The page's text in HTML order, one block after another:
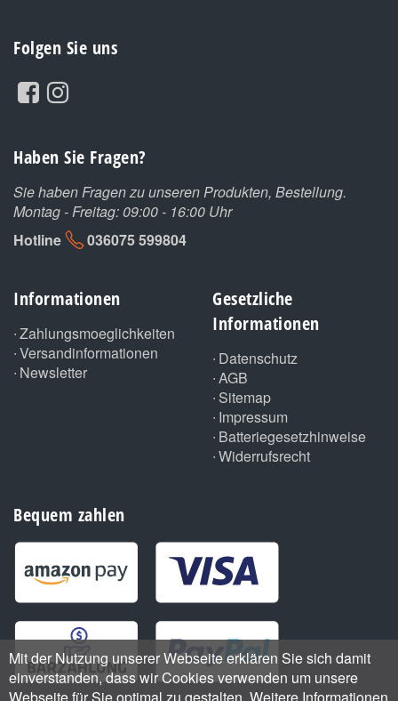
Folgen Sie uns
Haben Sie Fragen?
Sie haben Fragen zu unseren Produkten, Bestellung.
Montag - Freitag: 09:00 - 16:00 Uhr
Hotline
036075 599804
Informationen
Zahlungsmoeglichkeiten
Versandinformationen
Newsletter
Gesetzliche
Informationen
Datenschutz
AGB
Sitemap
Impressum
Batteriegesetzhinweise
Widerrufsrecht
Bequem zahlen
Mit der Nutzung unserer Webseite erklären Sie sich damit
einverstanden, dass wir Cookies verwenden um unsere